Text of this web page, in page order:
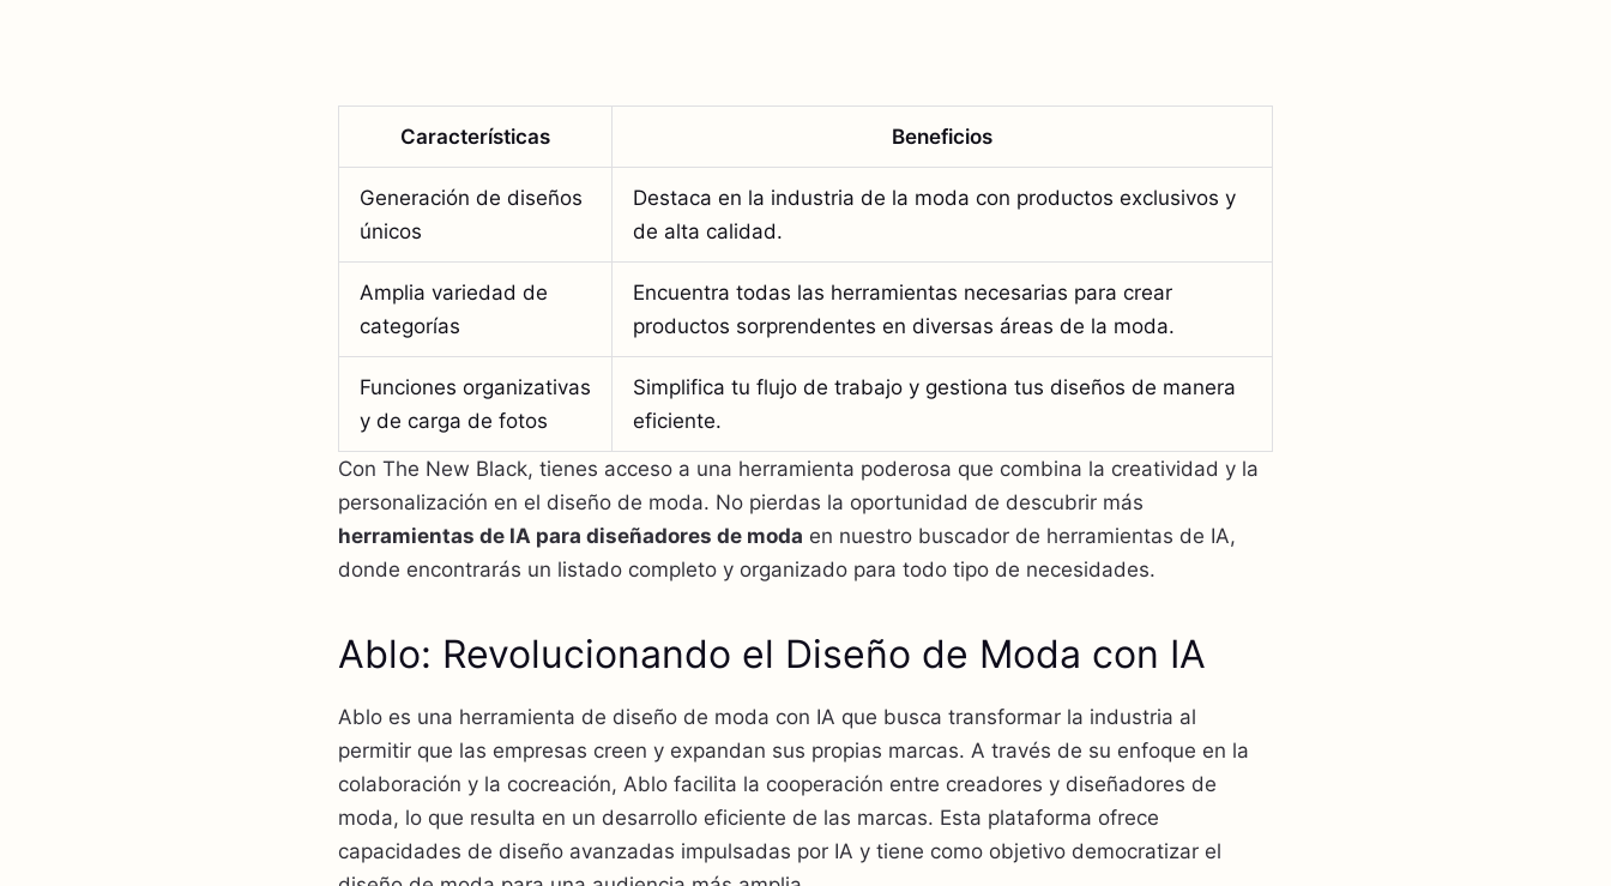
Características Beneficios
Generación de diseños
únicos
Destaca en la industria de la moda con productos exclusivos y
de alta calidad.
Amplia variedad de
categorías
Encuentra todas las herramientas necesarias para crear
productos sorprendentes en diversas áreas de la moda.
Funciones organizativas
y de carga de fotos
Simplifica tu flujo de trabajo y gestiona tus diseños de manera
eficiente.
Con The New Black, tienes acceso a una herramienta poderosa que combina la creatividad y la
personalización en el diseño de moda. No pierdas la oportunidad de descubrir más
herramientas de IA para diseñadores de moda en nuestro buscador de herramientas de IA,
donde encontrarás un listado completo y organizado para todo tipo de necesidades.
Ablo: Revolucionando el Diseño de Moda con IA
Ablo es una herramienta de diseño de moda con IA que busca transformar la industria al
permitir que las empresas creen y expandan sus propias marcas. A través de su enfoque en la
colaboración y la cocreación, Ablo facilita la cooperación entre creadores y diseñadores de
moda, lo que resulta en un desarrollo eficiente de las marcas. Esta plataforma ofrece
capacidades de diseño avanzadas impulsadas por IA y tiene como objetivo democratizar el